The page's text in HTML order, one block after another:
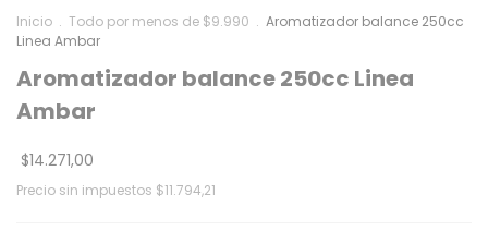
Inicio . Todo por menos de $9.990 . Aromatizador balance 250cc
Linea Ambar
Aromatizador balance 250cc Linea
Ambar
$14.271,00
Precio sin impuestos $11.794,21